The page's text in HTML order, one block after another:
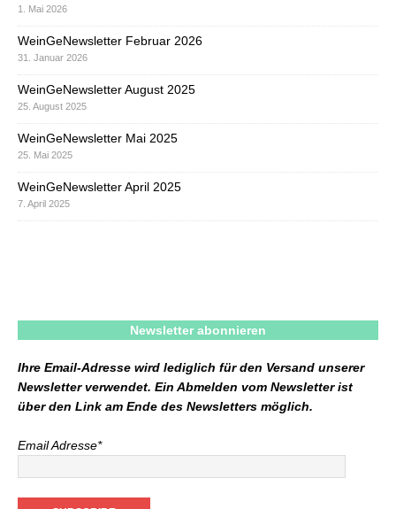
1. Mai 2026
WeinGeNewsletter Februar 2026
31. Januar 2026
WeinGeNewsletter August 2025
25. August 2025
WeinGeNewsletter Mai 2025
25. Mai 2025
WeinGeNewsletter April 2025
7. April 2025
Newsletter abonnieren
Ihre Email-Adresse wird lediglich für den Versand unserer
Newsletter verwendet. Ein Abmelden vom Newsletter ist
über den Link am Ende des Newsletters möglich.
Email Adresse*